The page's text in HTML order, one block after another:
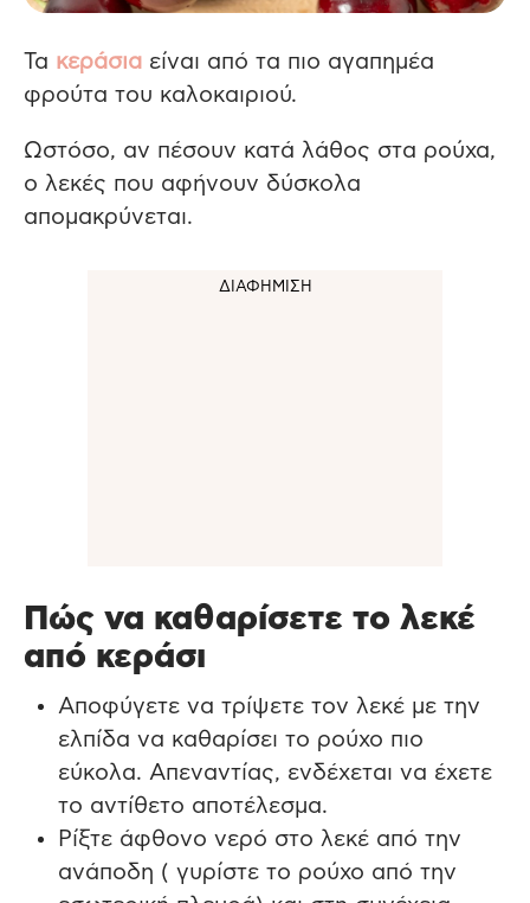
Τα κεράσια είναι από τα πιο αγαπημέα
φρούτα του καλοκαιριού.
Ωστόσο, αν πέσουν κατά λάθος στα ρούχα,
ο λεκές που αφήνουν δύσκολα
απομακρύνεται.
Πώς να καθαρίσετε το λεκέ
από κεράσι
Αποφύγετε να τρίψετε τον λεκέ με την
ελπίδα να καθαρίσει το ρούχο πιο
εύκολα. Απεναντίας, ενδέχεται να έχετε
το αντίθετο αποτέλεσμα.
Ρίξτε άφθονο νερό στο λεκέ από την
ανάποδη ( γυρίστε το ρούχο από την